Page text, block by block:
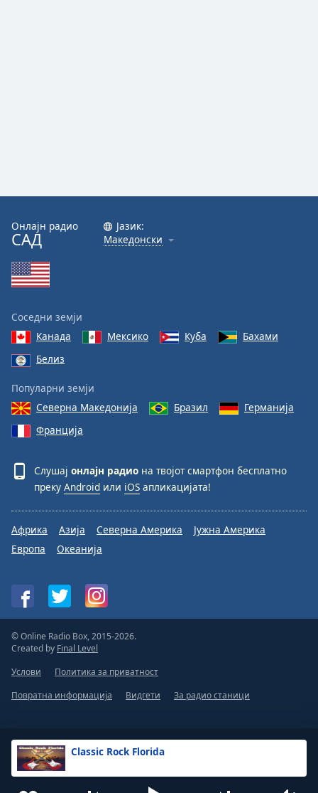
Classic Rock Florida
Онлајн радио
САД
Јазик:
Македонски
Соседни земји
Канада
Мексико Куба
Бахами
Белиз
Популарни земји
Северна Македонија
Бразил
Германија
Франција
Слушај онлајн радио на твојот смартфон бесплатно
преку Android или iOS апликацијата!
Африка Азија Северна Америка
Јужна Америка
Европа
Океанија
© Online Radio Box, 2015-2026.
Created by Final Level
Услови
Политика за приватност
Повратна информација
Видгети За радио станици